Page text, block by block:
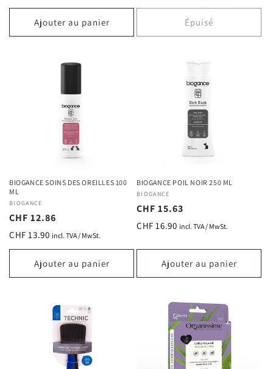
Ajouter au panier Épuisé
BIOGANCE SOINS DES OREILLES 100
ML
Fournisseur :
BIOGANCE
Prix
habituel
CHF 12.86
CHF 13.90 incl. TVA / MwSt.
Ajouter au panier
BIOGANCE POIL NOIR 250 ML
Fournisseur :
BIOGANCE
Prix
habituel
CHF 15.63
CHF 16.90 incl. TVA / MwSt.
Ajouter au panier